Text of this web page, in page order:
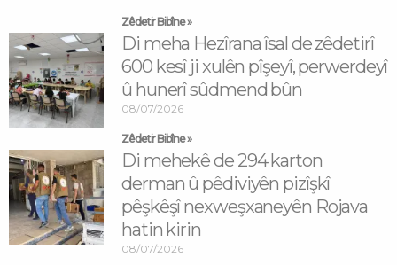
Zêdetir Bibîne »
Di meha Hezîrana îsal de zêdetirî
600 kesî ji xulên pîşeyî, perwerdeyî
û hunerî sûdmend bûn
08/07/2026
Zêdetir Bibîne »
Di mehekê de 294 karton
derman û pêdiviyên pizîşkî
pêşkêşî nexweşxaneyên Rojava
hatin kirin
08/07/2026